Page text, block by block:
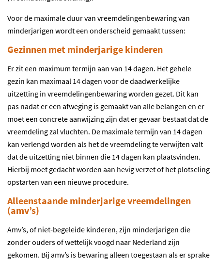
Voor de maximale duur van vreemdelingenbewaring van
minderjarigen wordt een onderscheid gemaakt tussen:
Gezinnen met minderjarige kinderen
Er zit een maximum termijn aan van 14 dagen. Het gehele
gezin kan maximaal 14 dagen voor de daadwerkelijke
uitzetting in vreemdelingenbewaring worden gezet. Dit kan
pas nadat er een afweging is gemaakt van alle belangen en er
moet een concrete aanwijzing zijn dat er gevaar bestaat dat de
vreemdeling zal vluchten. De maximale termijn van 14 dagen
kan verlengd worden als het de vreemdeling te verwijten valt
dat de uitzetting niet binnen die 14 dagen kan plaatsvinden.
Hierbij moet gedacht worden aan hevig verzet of het plotseling
opstarten van een nieuwe procedure.
Alleenstaande minderjarige vreemdelingen
(amv’s)
Amv’s, of niet-begeleide kinderen, zijn minderjarigen die
zonder ouders of wettelijk voogd naar Nederland zijn
gekomen. Bij amv’s is bewaring alleen toegestaan als er sprake